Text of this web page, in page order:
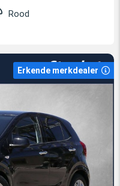
Rood
Erkende merkdealer